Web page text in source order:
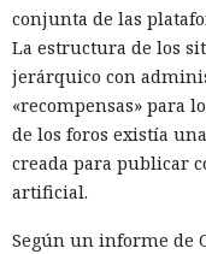
conjunta de las
La estructura de los
jerárquico con
«recompensas» para
de los foros existía
creada para publicar
artificial.
Según un informe de